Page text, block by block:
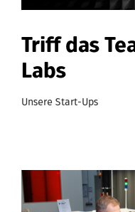
Triff das
Labs
Unsere Start-Ups